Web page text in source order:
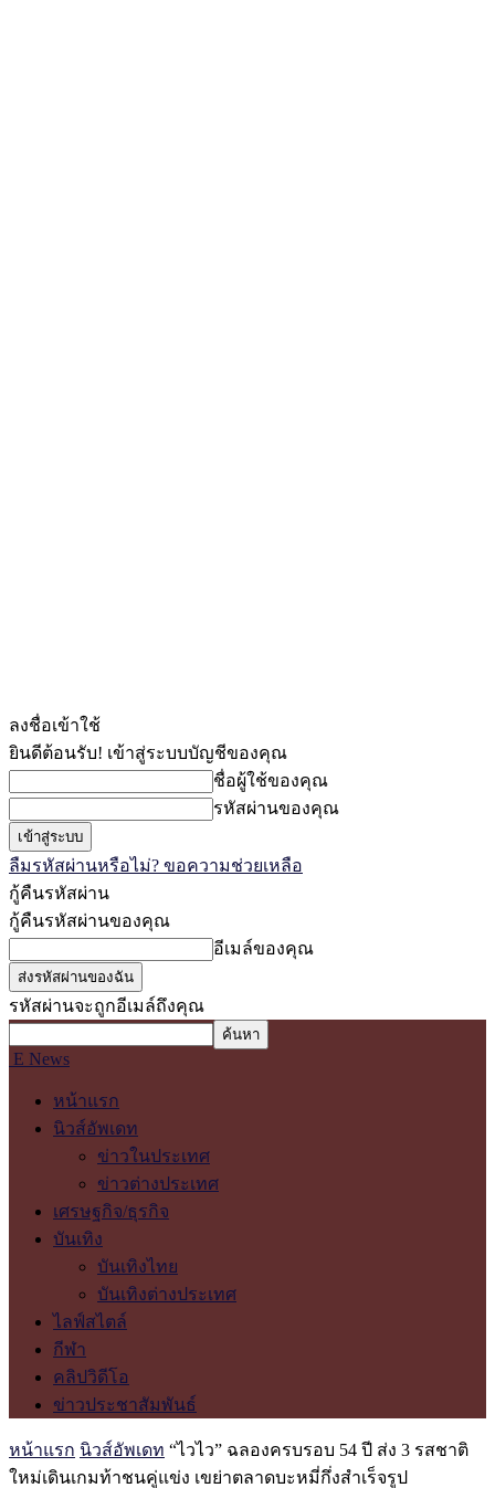
ลงชื่อเข้าใช้
ยินดีต้อนรับ! เข้าสู่ระบบบัญชีของคุณ
ชื่อผู้ใช้ของคุณ
รหัสผ่านของคุณ
ลืมรหัสผ่านหรือไม่? ขอความช่วยเหลือ
กู้คืนรหัสผ่าน
กู้คืนรหัสผ่านของคุณ
อีเมล์ของคุณ
รหัสผ่านจะถูกอีเมล์ถึงคุณ
E News
หน้าแรก
นิวส์อัพเดท
ข่าวในประเทศ
ข่าวต่างประเทศ
เศรษฐกิจ/ธุรกิจ
บันเทิง
บันเทิงไทย
บันเทิงต่างประเทศ
ไลฟ์สไตล์
กีฬา
คลิปวิดีโอ
ข่าวประชาสัมพันธ์
หน้าแรก นิวส์อัพเดท “ไวไว” ฉลองครบรอบ 54 ปี ส่ง 3 รสชาติ
ใหม่เดินเกมท้าชนคู่แข่ง เขย่าตลาดบะหมี่กึ่งสำเร็จรูป